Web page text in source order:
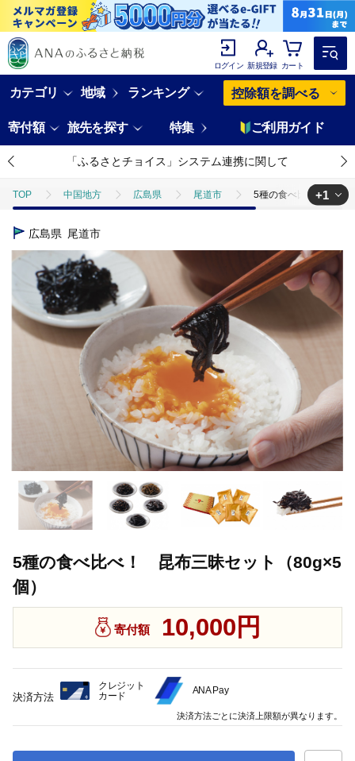
ログイン 新規登録 カート
カテゴリ 地域 ランキング 控除額を調べる
寄付額 旅先を探す 特集 ご利用ガイド
「ふるさとチョイス」システム連携に関して
TOP 中国地方 広島県 尾道市 5種の食べ比べ！ 昆布
TOP
+1
広島県 尾道市
5種の食べ比べ！ 昆布三昧セット（80g×5
個）
寄付額 10,000円
決済方法
クレジット
カード
ANA Pay
決済方法ごとに決済上限額が異なります。